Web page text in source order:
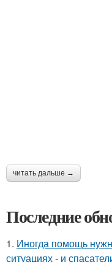
читать дальше →
Последние
1. Иногда помощь
ситуациях - и